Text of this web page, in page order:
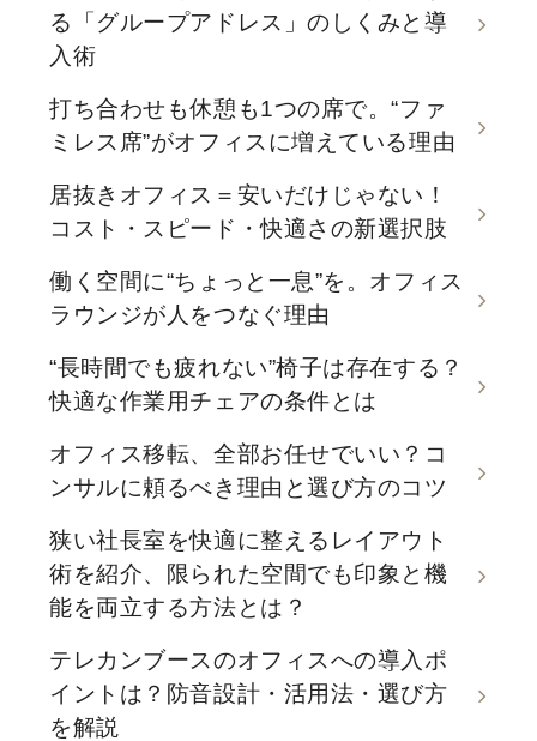
る「グループアドレス」のしくみと導
入術
打ち合わせも休憩も1つの席で。“ファ
ミレス席”がオフィスに増えている理由
居抜きオフィス＝安いだけじゃない！
コスト・スピード・快適さの新選択肢
働く空間に“ちょっと一息”を。オフィス
ラウンジが人をつなぐ理由
“長時間でも疲れない”椅子は存在する？
快適な作業用チェアの条件とは
オフィス移転、全部お任せでいい？コ
ンサルに頼るべき理由と選び方のコツ
狭い社長室を快適に整えるレイアウト
術を紹介、限られた空間でも印象と機
能を両立する方法とは？
テレカンブースのオフィスへの導入ポ
イントは？防音設計・活用法・選び方
を解説